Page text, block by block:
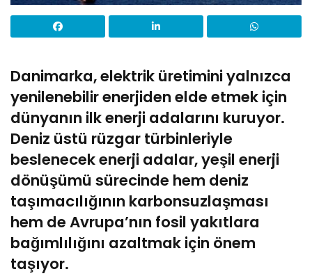
Danimarka, elektrik üretimini yalnızca
yenilenebilir enerjiden elde etmek için
dünyanın ilk enerji adalarını kuruyor.
Deniz üstü rüzgar türbinleriyle
beslenecek enerji adalar, yeşil enerji
dönüşümü sürecinde hem deniz
taşımacılığının karbonsuzlaşması
hem de Avrupa’nın fosil yakıtlara
bağımlılığını azaltmak için önem
taşıyor.